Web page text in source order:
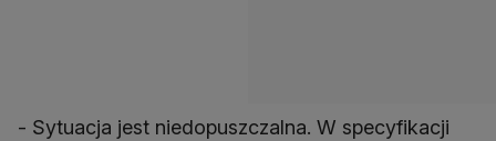
- Sytuacja jest niedopuszczalna. W specyfikacji